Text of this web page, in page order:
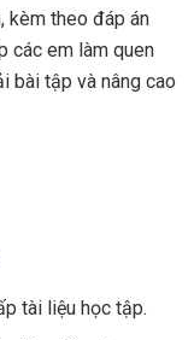
kèm theo đáp án
các em làm quen
bài tập và nâng cao
tài liệu học tập.